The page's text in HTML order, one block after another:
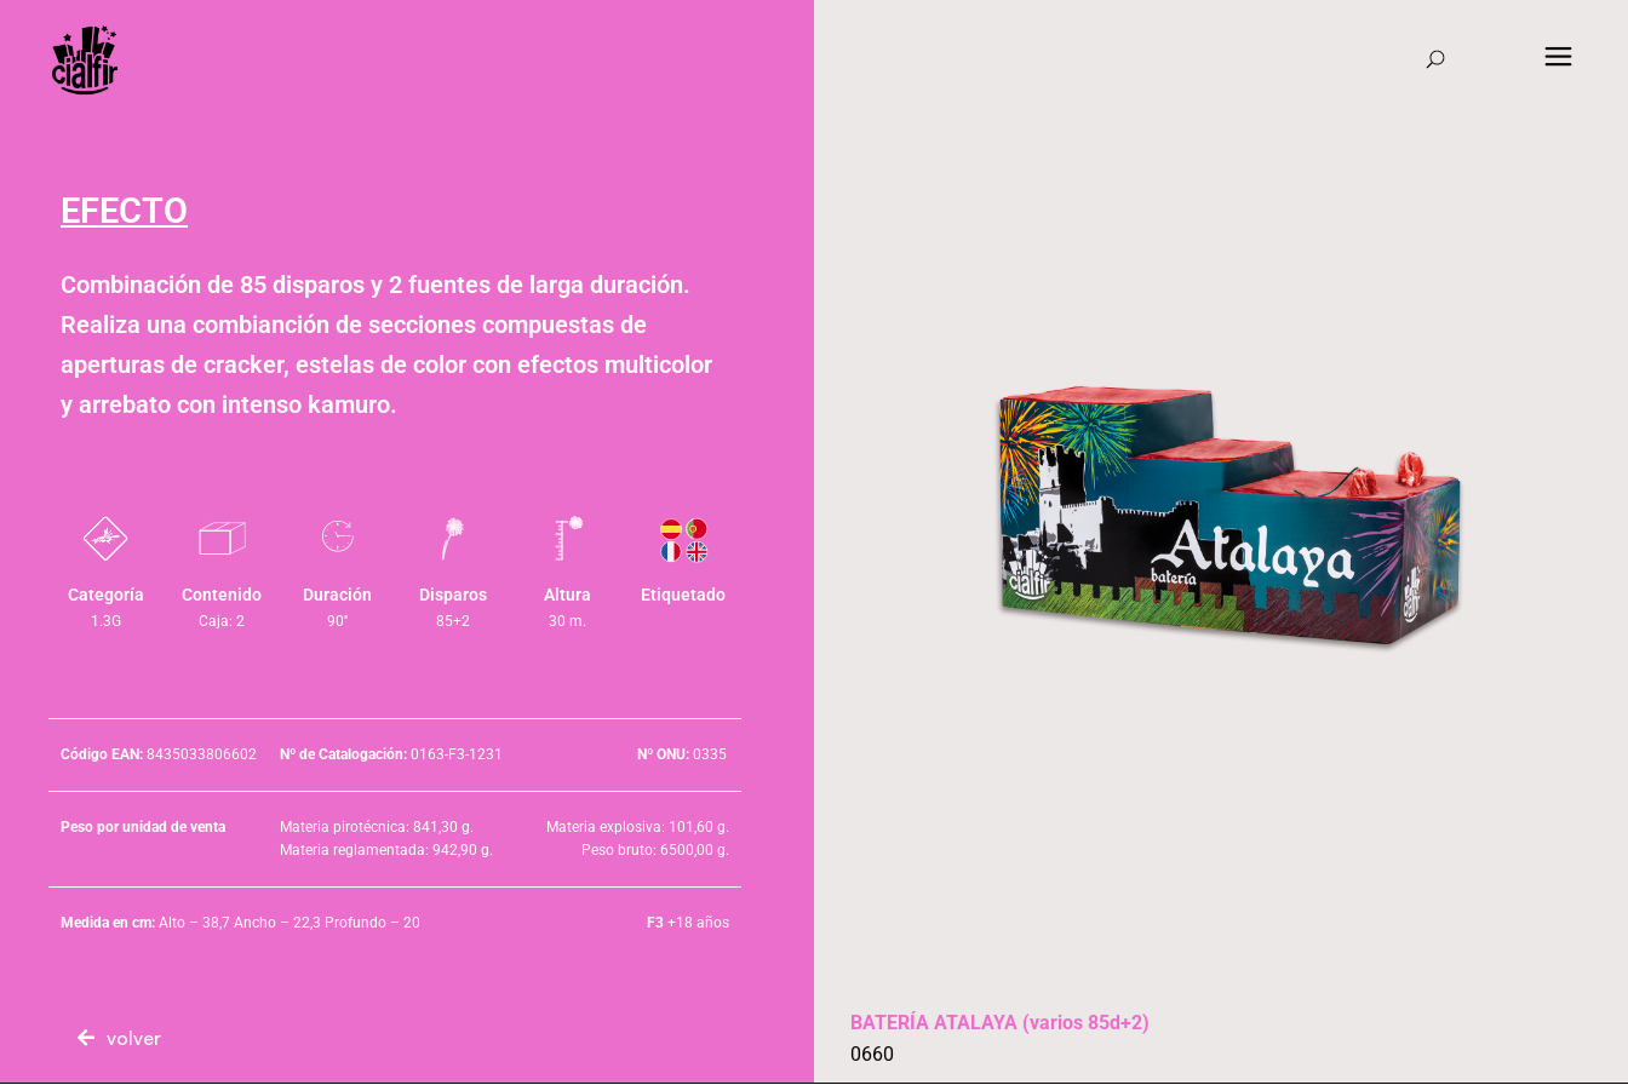
EFECTO
Combinación de 85 disparos y 2 fuentes de larga duración.
Realiza una combianción de secciones compuestas de
aperturas de cracker, estelas de color con efectos multicolor
y arrebato con intenso kamuro.
Categoría
1.3G
Contenido
Caja: 2
Duración
90''
Disparos
85+2
Altura
30 m.
Etiquetado
Código EAN: 8435033806602 Nº de Catalogación:0163-F3-1231 Nº ONU: 0335
Peso por unidad de venta
Materia pirotécnica: 841,30 g.
Materia reglamentada: 942,90 g.
Materia explosiva: 101,60 g.
Peso bruto: 6500,00 g.
Medida en cm: Alto – 38,7 Ancho – 22,3 Profundo – 20 F3 +18 años
volver
BATERÍA ATALAYA (varios 85d+2)
0660